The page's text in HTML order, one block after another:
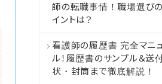
師の転職事情！職場選び
イントは？
看護師の履歴書 完全マニ
ル！履歴書のサンプル＆送
状・封筒まで徹底解説！